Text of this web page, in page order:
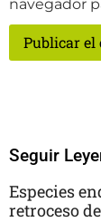
navegador
Seguir
Especies
retroceso